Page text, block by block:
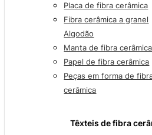
Placa de fibra cerâmica
Fibra cerâmica a granel
Algodão
Manta de fibra cerâmica
Papel de fibra cerâmica
Peças em forma de
cerâmica
Têxteis de fibra